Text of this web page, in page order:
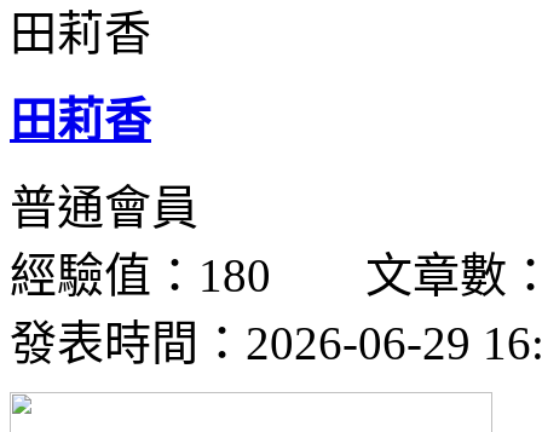
田莉香
普通會員
經驗值：180 文章數
發表時間：2026-06-29